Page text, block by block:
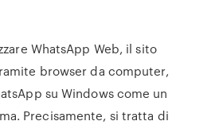
WhatsApp Web, il sito
browser da computer,
su Windows come un
Precisamente, si tratta di